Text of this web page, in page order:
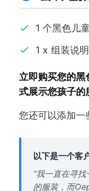
1 个黑色儿
1 x 组装说明
立即购买您的黑
式展示您孩子的
您还可以添加一
以下是一个客
“我一直在寻
的服装，而